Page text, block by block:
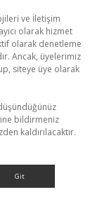
ve İletişim
olarak hizmet
olarak denetleme
Ancak, üyelerimiz
siteye üye olarak
bildirmeniz
kaldırılacaktır.